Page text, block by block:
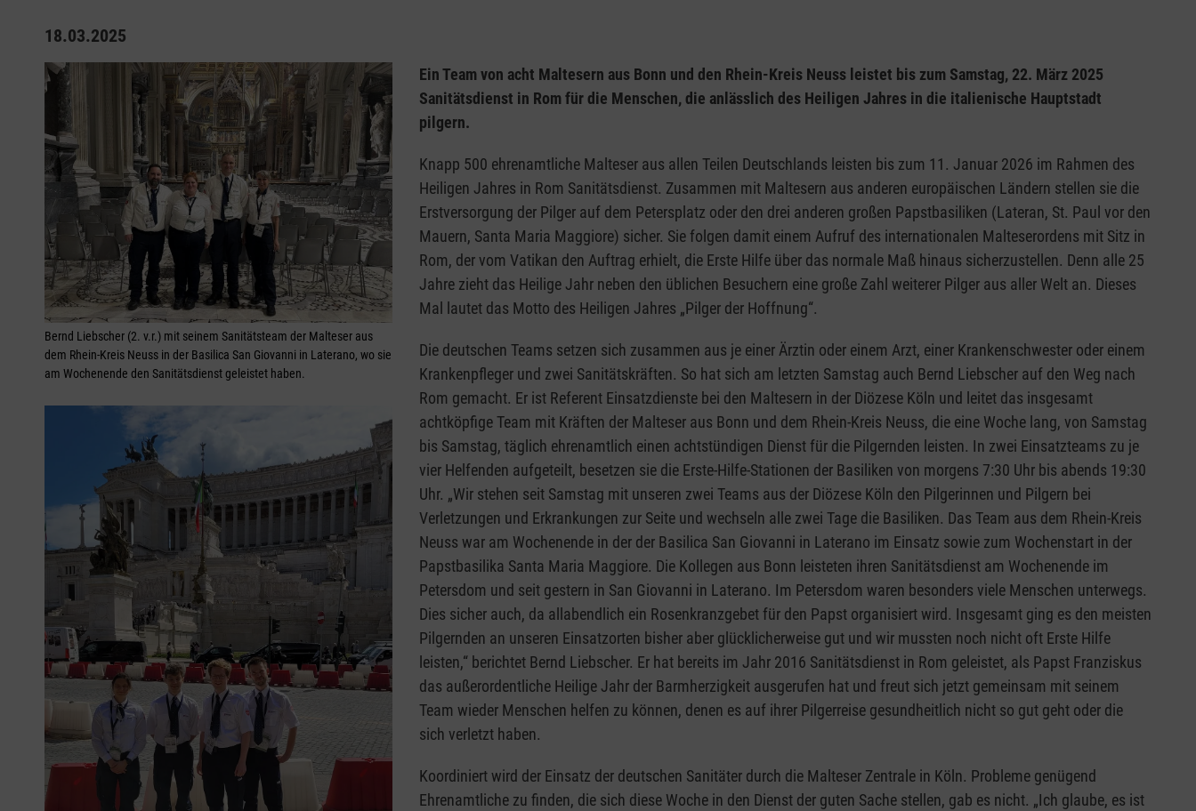
18.03.2025
Bernd Liebscher (2. v.r.) mit seinem Sanitätsteam der Malteser aus
dem Rhein-Kreis Neuss in der Basilica San Giovanni in Laterano, wo sie
am Wochenende den Sanitätsdienst geleistet haben.
Ein Team von acht Maltesern aus Bonn und den Rhein-Kreis Neuss leistet bis zum Samstag, 22. März 2025
Sanitätsdienst in Rom für die Menschen, die anlässlich des Heiligen Jahres in die italienische Hauptstadt
pilgern.
Knapp 500 ehrenamtliche Malteser aus allen Teilen Deutschlands leisten bis zum 11. Januar 2026 im Rahmen des
Heiligen Jahres in Rom Sanitätsdienst. Zusammen mit Maltesern aus anderen europäischen Ländern stellen sie die
Erstversorgung der Pilger auf dem Petersplatz oder den drei anderen großen Papstbasiliken (Lateran, St. Paul vor den
Mauern, Santa Maria Maggiore) sicher. Sie folgen damit einem Aufruf des internationalen Malteserordens mit Sitz in
Rom, der vom Vatikan den Auftrag erhielt, die Erste Hilfe über das normale Maß hinaus sicherzustellen. Denn alle 25
Jahre zieht das Heilige Jahr neben den üblichen Besuchern eine große Zahl weiterer Pilger aus aller Welt an. Dieses
Mal lautet das Motto des Heiligen Jahres „Pilger der Hoffnung“.
Die deutschen Teams setzen sich zusammen aus je einer Ärztin oder einem Arzt, einer Krankenschwester oder einem
Krankenpfleger und zwei Sanitätskräften. So hat sich am letzten Samstag auch Bernd Liebscher auf den Weg nach
Rom gemacht. Er ist Referent Einsatzdienste bei den Maltesern in der Diözese Köln und leitet das insgesamt
achtköpfige Team mit Kräften der Malteser aus Bonn und dem Rhein-Kreis Neuss, die eine Woche lang, von Samstag
bis Samstag, täglich ehrenamtlich einen achtstündigen Dienst für die Pilgernden leisten. In zwei Einsatzteams zu je
vier Helfenden aufgeteilt, besetzen sie die Erste-Hilfe-Stationen der Basiliken von morgens 7:30 Uhr bis abends 19:30
Uhr. „Wir stehen seit Samstag mit unseren zwei Teams aus der Diözese Köln den Pilgerinnen und Pilgern bei
Verletzungen und Erkrankungen zur Seite und wechseln alle zwei Tage die Basiliken. Das Team aus dem Rhein-Kreis
Neuss war am Wochenende in der der Basilica San Giovanni in Laterano im Einsatz sowie zum Wochenstart in der
Papstbasilika Santa Maria Maggiore. Die Kollegen aus Bonn leisteten ihren Sanitätsdienst am Wochenende im
Petersdom und seit gestern in San Giovanni in Laterano. Im Petersdom waren besonders viele Menschen unterwegs.
Dies sicher auch, da allabendlich ein Rosenkranzgebet für den Papst organisiert wird. Insgesamt ging es den meisten
Pilgernden an unseren Einsatzorten bisher aber glücklicherweise gut und wir mussten noch nicht oft Erste Hilfe
leisten,“ berichtet Bernd Liebscher. Er hat bereits im Jahr 2016 Sanitätsdienst in Rom geleistet, als Papst Franziskus
das außerordentliche Heilige Jahr der Barmherzigkeit ausgerufen hat und freut sich jetzt gemeinsam mit seinem
Team wieder Menschen helfen zu können, denen es auf ihrer Pilgerreise gesundheitlich nicht so gut geht oder die
sich verletzt haben.
Koordiniert wird der Einsatz der deutschen Sanitäter durch die Malteser Zentrale in Köln. Probleme genügend
Ehrenamtliche zu finden, die sich diese Woche in den Dienst der guten Sache stellen, gab es nicht. „Ich glaube, es ist